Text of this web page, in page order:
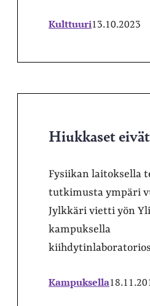
Kulttuuri13.10.2023
Hiukkaset
Fysiikan laitoksella
tutkimusta ympäri
Jylkkäri vietti yön
kampuksella
Kampuksella